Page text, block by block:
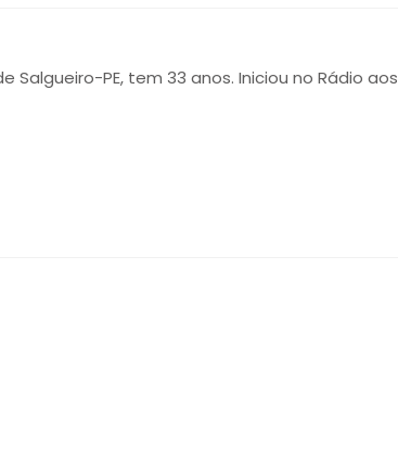
Salgueiro-PE, tem 33 anos. Iniciou no Rádio aos